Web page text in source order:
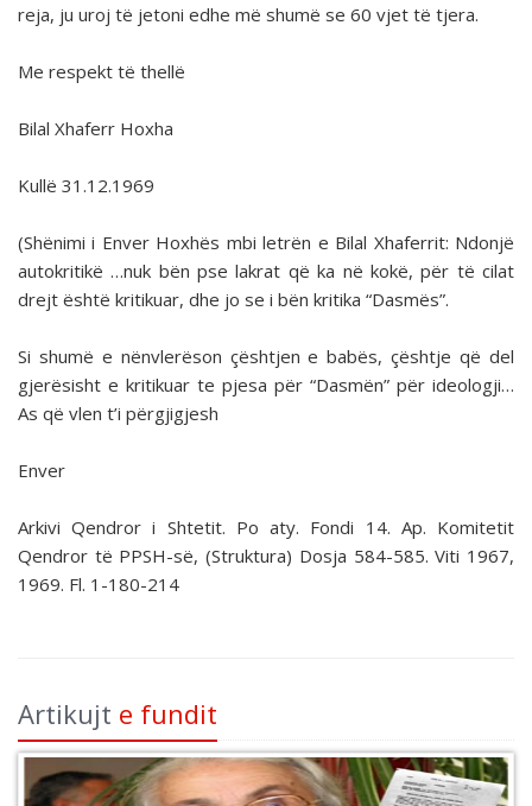
reja, ju uroj të jetoni edhe më shumë se 60 vjet të tjera.
Me respekt të thellë
Bilal Xhaferr Hoxha
Kullë 31.12.1969
(Shënimi i Enver Hoxhës mbi letrën e Bilal Xhaferrit: Ndonjë
autokritikë …nuk bën pse lakrat që ka në kokë, për të cilat
drejt është kritikuar, dhe jo se i bën kritika “Dasmës”.
Si shumë e nënvlerëson çështjen e babës, çështje që del
gjerësisht e kritikuar te pjesa për “Dasmën” për ideologji…
As që vlen t’i përgjigjesh
Enver
Arkivi Qendror i Shtetit. Po aty. Fondi 14. Ap. Komitetit
Qendror të PPSH-së, (Struktura) Dosja 584-585. Viti 1967,
1969. Fl. 1-180-214
Artikujt e fundit